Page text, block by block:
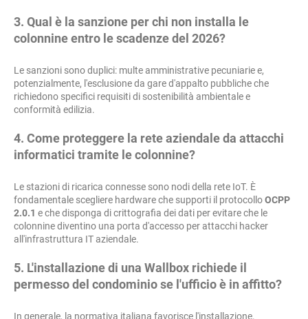
3. Qual è la sanzione per chi non installa le
colonnine entro le scadenze del 2026?
Le sanzioni sono duplici: multe amministrative pecuniarie e,
potenzialmente, l'esclusione da gare d'appalto pubbliche che
richiedono specifici requisiti di sostenibilità ambientale e
conformità edilizia.
4. Come proteggere la rete aziendale da attacchi
informatici tramite le colonnine?
Le stazioni di ricarica connesse sono nodi della rete IoT. È
fondamentale scegliere hardware che supporti il protocolloOCPP
2.0.1 e che disponga di crittografia dei dati per evitare che le
colonnine diventino una porta d'accesso per attacchi hacker
all'infrastruttura IT aziendale.
5. L'installazione di una Wallbox richiede il
permesso del condominio se l'ufficio è in affitto?
In generale, la normativa italiana favorisce l'installazione.